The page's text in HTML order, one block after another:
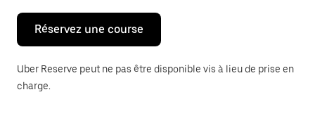
Réservez une course
Uber Reserve peut ne pas être disponible vis à lieu de prise en
charge.